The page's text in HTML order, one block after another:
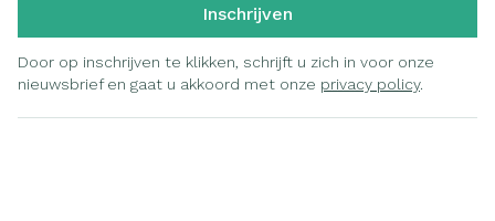
Inschrijven
Door op inschrijven te klikken, schrijft u zich in voor onze
nieuwsbrief en gaat u akkoord met onze privacy policy.